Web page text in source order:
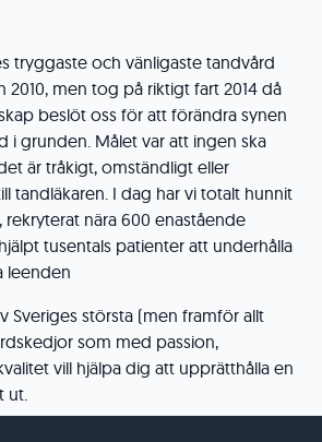
tryggaste och vänligaste tandvård
men tog på riktigt fart 2014 då
beslöt oss för att förändra synen
i grunden. Målet var att ingen ska
är tråkigt, omständligt eller
tandläkaren. I dag har vi totalt hunnit
rekryterat nära 600 enastående
tusentals patienter att underhålla
leenden
Sveriges största (men framför allt
som med passion,
vill hjälpa dig att upprätthålla en
ut.